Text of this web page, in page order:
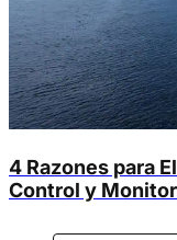
4 Razones para
Control y